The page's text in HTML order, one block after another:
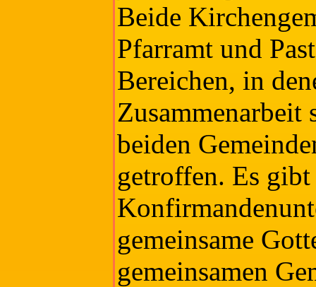
Beide
Pfarramt und
Bereichen, in
beiden
getroffen. Es gibt
gemeinsame
gemeinsamen